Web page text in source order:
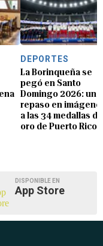
DEPORTES
La Borinqueña se
pegó en Santo
Domingo 2026: un
repaso en
a las 34 medallas de
oro de Puerto Rico
DISPONIBLE EN
App Store